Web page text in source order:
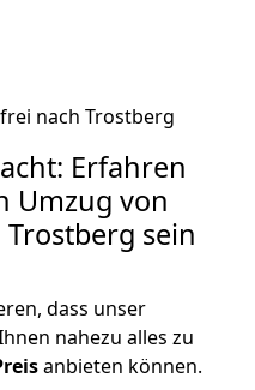
Erfahren
Umzug von
sein
dass unser
nahezu alles zu
anbieten können.